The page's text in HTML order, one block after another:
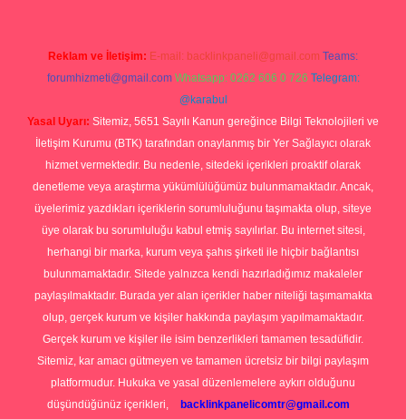
Reklam ve İletişim: E-mail: backlinkpaneli@gmail.com Teams:
forumhizmeti@gmail.com Whatsapp: 0262 606 0 726 Telegram:
@karabul
Yasal Uyarı: Sitemiz, 5651 Sayılı Kanun gereğince Bilgi Teknolojileri ve
İletişim Kurumu (BTK) tarafından onaylanmış bir Yer Sağlayıcı olarak
hizmet vermektedir. Bu nedenle, sitedeki içerikleri proaktif olarak
denetleme veya araştırma yükümlülüğümüz bulunmamaktadır. Ancak,
üyelerimiz yazdıkları içeriklerin sorumluluğunu taşımakta olup, siteye
üye olarak bu sorumluluğu kabul etmiş sayılırlar. Bu internet sitesi,
herhangi bir marka, kurum veya şahıs şirketi ile hiçbir bağlantısı
bulunmamaktadır. Sitede yalnızca kendi hazırladığımız makaleler
paylaşılmaktadır. Burada yer alan içerikler haber niteliği taşımamakta
olup, gerçek kurum ve kişiler hakkında paylaşım yapılmamaktadır.
Gerçek kurum ve kişiler ile isim benzerlikleri tamamen tesadüfidir.
Sitemiz, kar amacı gütmeyen ve tamamen ücretsiz bir bilgi paylaşım
platformudur. Hukuka ve yasal düzenlemelere aykırı olduğunu
düşündüğünüz içerikleri,
backlinkpanelicomtr@gmail.com